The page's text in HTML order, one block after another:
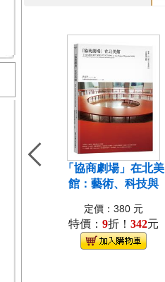
「協商劇場」在北美
館：藝術、科技與
定價：380 元
特價： 9折！ 342元